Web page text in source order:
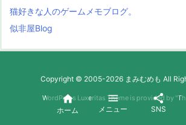
猫好きな人のゲームメモブログ。
似非屋Blog
Copyright © 2005-2026 まみむめも All
WordPress Luxeritas Theme is provided by "

ホーム

メニュー

SNS